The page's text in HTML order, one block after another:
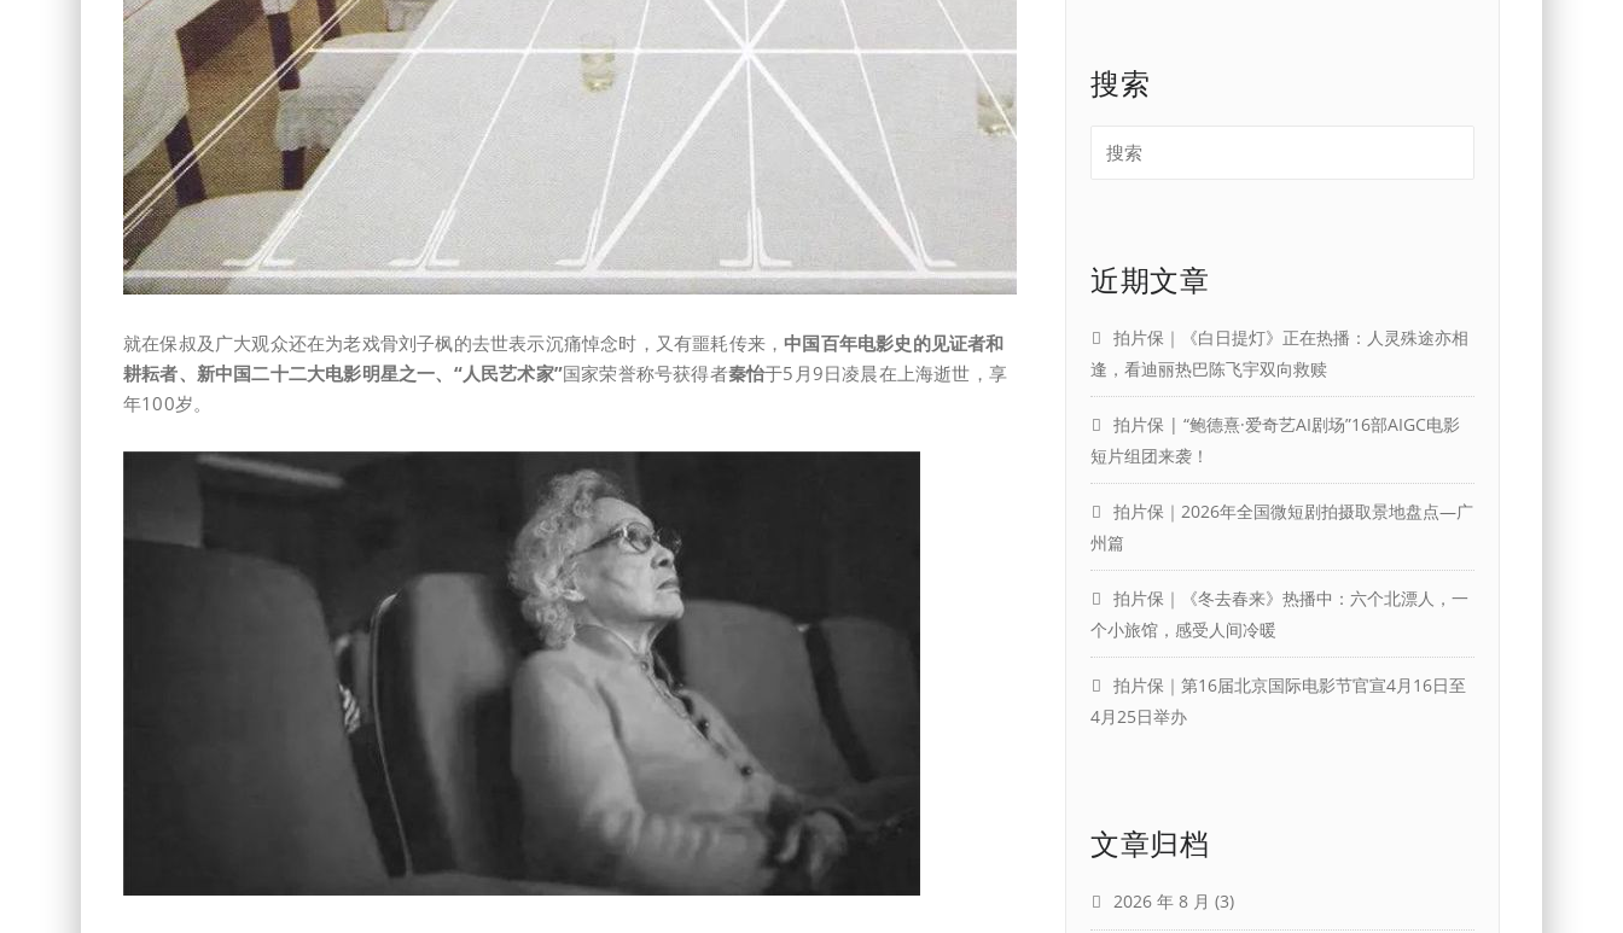
就在保叔及广大观众还在为老戏骨刘子枫的去世表示沉痛悼念时，又有噩耗传来，中国百年电影史的见证者和
耕耘者、新中国二十二大电影明星之一、“人民艺术家”国家荣誉称号获得者秦怡于5月9日凌晨在上海逝世，享
年100岁。
搜索
近期文章
拍片保｜《白日提灯》正在热播：人灵殊途亦相
逢，看迪丽热巴陈飞宇双向救赎
拍片保 | “鲍德熹·爱奇艺AI剧场”16部AIGC电影
短片组团来袭！
拍片保｜2026年全国微短剧拍摄取景地盘点—广
州篇
拍片保｜《冬去春来》热播中：六个北漂人，一
个小旅馆，感受人间冷暖
拍片保｜第16届北京国际电影节官宣4月16日至
4月25日举办
文章归档
2026 年 8 月 (3)